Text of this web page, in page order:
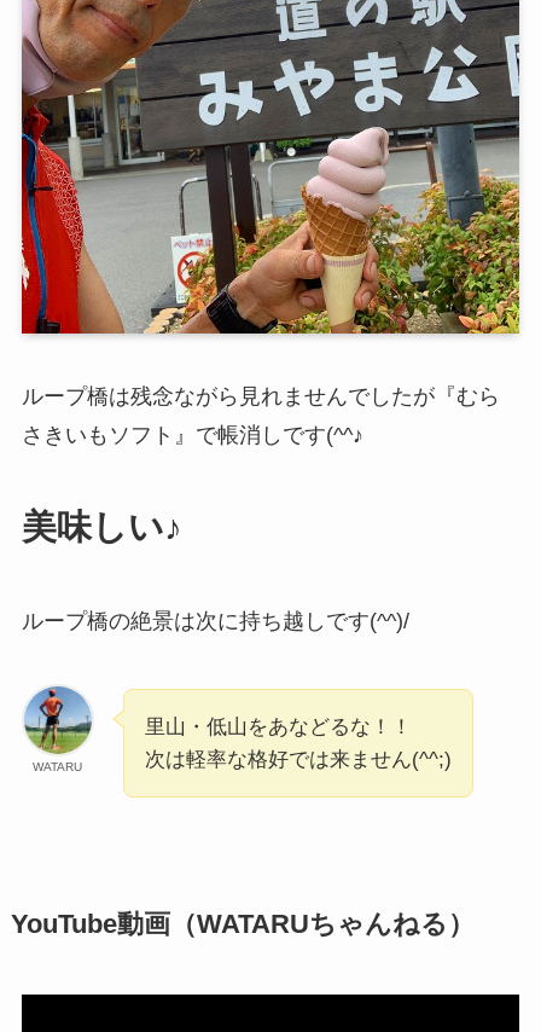
ループ橋は残念ながら見れませんでしたが『むら
さきいもソフト』で帳消しです(^^♪
美味しい♪
ループ橋の絶景は次に持ち越しです(^^)/
WATARU
里山・低山をあなどるな！！
次は軽率な格好では来ません(^^;)
YouTube動画（WATARUちゃんねる）